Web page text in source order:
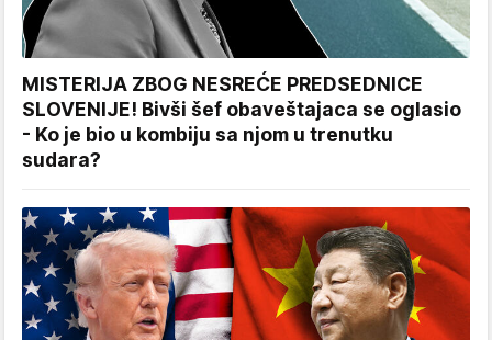
MISTERIJA ZBOG NESREĆE PREDSEDNICE
SLOVENIJE! Bivši šef obaveštajaca se oglasio
- Ko je bio u kombiju sa njom u trenutku
sudara?